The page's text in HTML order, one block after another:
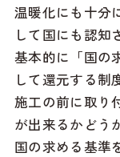
温暖化にも十分
して国にも認知
基本的に「国の
して還元する制
施工の前に取り
が出来るかどう
国の求める基準